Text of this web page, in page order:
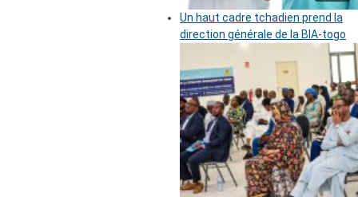
Un haut cadre tchadien prend la
direction générale de la BIA-togo